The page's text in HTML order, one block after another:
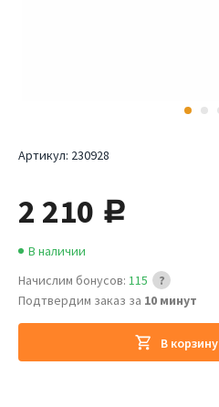
Артикул: 230928
2 210 руб.
Начислим бонусов: 115
Подтвердим заказ за 10 минут
В наличии
В корзину